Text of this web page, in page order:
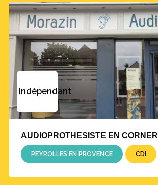
Indépendant
AUDIOPROTHESISTE EN CORNER
PEYROLLES EN PROVENCE CDI